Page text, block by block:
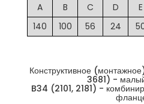
A B C D E
140
100 56 24
Конструктивное
3681) -
B34 (2101, 2181) -